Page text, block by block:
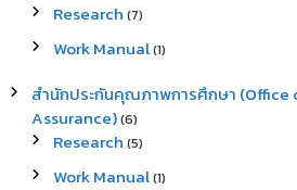
Research (7)
Work Manual(1)
สำนักประกันคุณภาพการศึกษา
Assurance)(6)
Research (5)
Work Manual(1)